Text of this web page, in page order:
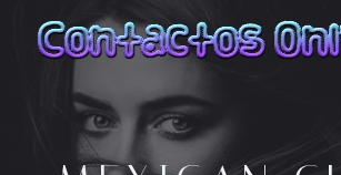
to
content